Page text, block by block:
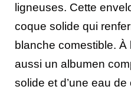
ligneuses. Cette
coque solide qui
blanche comestible. À
aussi un albumen
solide et d’une eau